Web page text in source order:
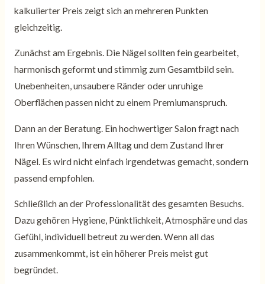
kalkulierter Preis zeigt sich an mehreren Punkten
gleichzeitig.
Zunächst am Ergebnis. Die Nägel sollten fein gearbeitet,
harmonisch geformt und stimmig zum Gesamtbild sein.
Unebenheiten, unsaubere Ränder oder unruhige
Oberflächen passen nicht zu einem Premiumanspruch.
Dann an der Beratung. Ein hochwertiger Salon fragt nach
Ihren Wünschen, Ihrem Alltag und dem Zustand Ihrer
Nägel. Es wird nicht einfach irgendetwas gemacht, sondern
passend empfohlen.
Schließlich an der Professionalität des gesamten Besuchs.
Dazu gehören Hygiene, Pünktlichkeit, Atmosphäre und das
Gefühl, individuell betreut zu werden. Wenn all das
zusammenkommt, ist ein höherer Preis meist gut
begründet.